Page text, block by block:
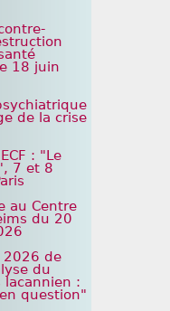
18 juin
de la crise
: "Le
7 et 8
au Centre
du 20
2026 de
du
lacannien :
question"